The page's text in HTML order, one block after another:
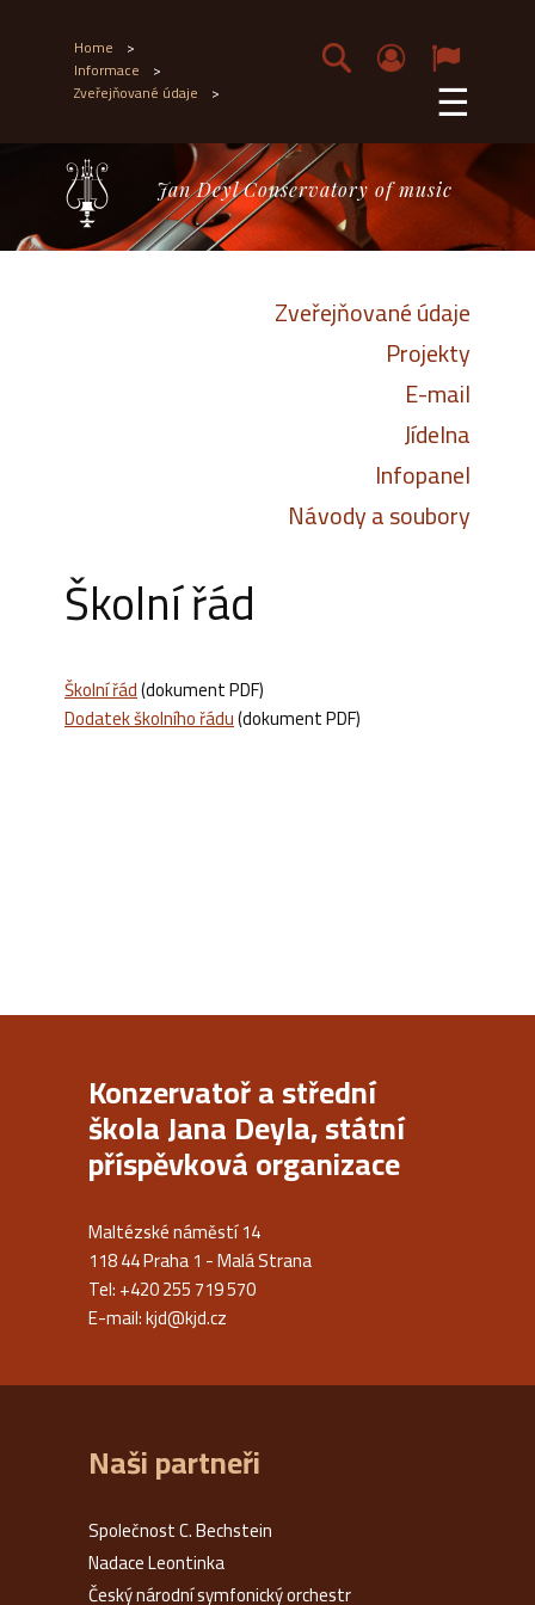
Home >
Informace >
Zveřejňované údaje > ☰
Jan Deyl Conservatory of music
Zveřejňované údaje
Projekty
E-mail
Jídelna
Infopanel
Návody a soubory
Školní řád
Školní řád(dokument PDF)
Dodatek školního řádu(dokument PDF)
Konzervatoř a střední
škola Jana Deyla, státní
příspěvková organizace
Maltézské náměstí 14
118 44 Praha 1 - Malá Strana
Tel: +420 255 719 570
E-mail:kjd@kjd.cz
Naši partneři
Společnost C. Bechstein
Nadace Leontinka
Český národní symfonický orchestr